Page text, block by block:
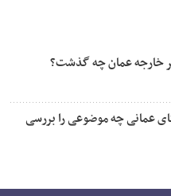
خارجه عمان چه گذشت؟
عمانی چه موضوعی را بررسی